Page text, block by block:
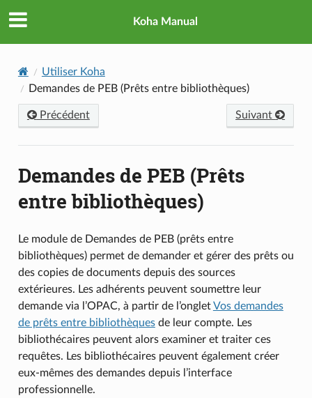
Koha Manual
Utiliser Koha
Demandes de PEB (Prêts entre bibliothèques)
Précédent Suivant
Demandes de PEB (Prêts
entre bibliothèques)
Le module de Demandes de PEB (prêts entre
bibliothèques) permet de demander et gérer des prêts ou
des copies de documents depuis des sources
extérieures. Les adhérents peuvent soumettre leur
demande via l’OPAC, à partir de l’ongletVos demandes
de prêts entre bibliothèquesde leur compte. Les
bibliothécaires peuvent alors examiner et traiter ces
requêtes. Les bibliothécaires peuvent également créer
eux-mêmes des demandes depuis l’interface
professionnelle.